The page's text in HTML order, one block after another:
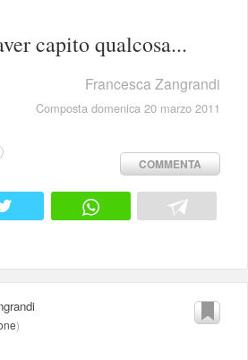
capito qualcosa...
Francesca Zangrandi
Composta domenica 20 marzo 2011
COMMENTA
)